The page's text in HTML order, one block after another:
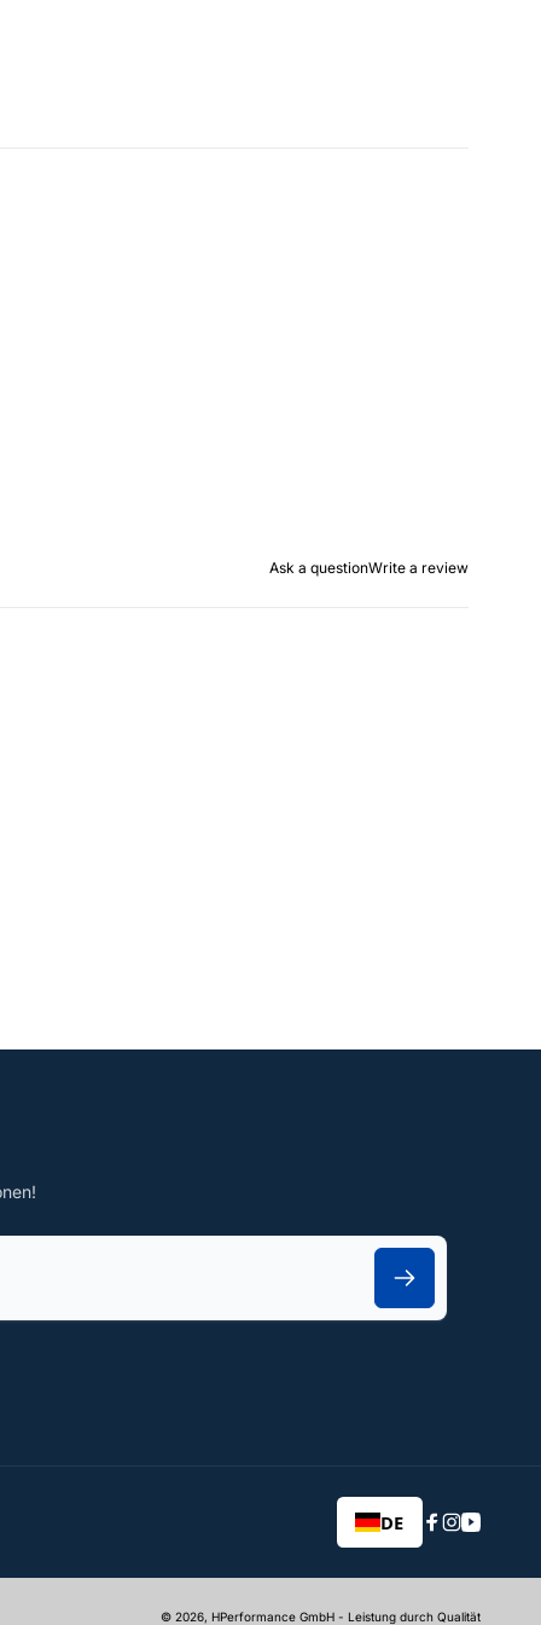
Ask a questionWrite a review
DE
Facebook
Instagram
© 2026, HPerformance GmbH - Leistung durch Qualität